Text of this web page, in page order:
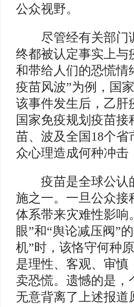
公众视野。
尽管经有关部门调
终都被认定事实上与
和带给人们的恐慌情
疫苗风波”为例，国
该事件发生后，乙肝
国家免疫规划疫苗接
苗、波及全国18个省
众心理造成何种冲击
疫苗是全球公认
施之一。一旦公众接
体系带来灾难性影响
眼”和“舆论减压阀”
机”时，该恪守何种
是理性、客观、审
卖恐慌。遗憾的是，
无意背离了上述报道